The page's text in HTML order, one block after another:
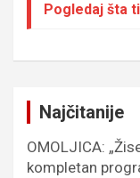
Pogledaj šta
Najčitanije
OMOLJICA:
kompletan